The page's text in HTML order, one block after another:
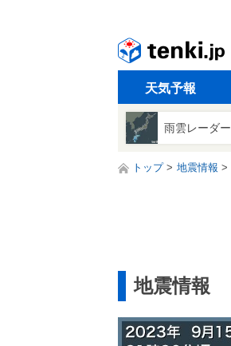
天気予報
雨雲レーダー
トップ 地震情報
地震情報